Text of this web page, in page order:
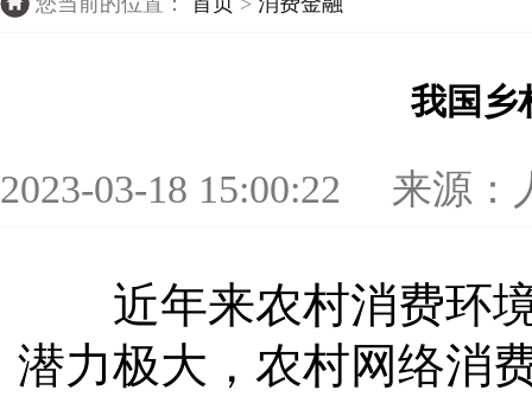
我国乡
2023-03-18 15:00:22 来源：
近年来农村消费环境
潜力极大，农村网络消